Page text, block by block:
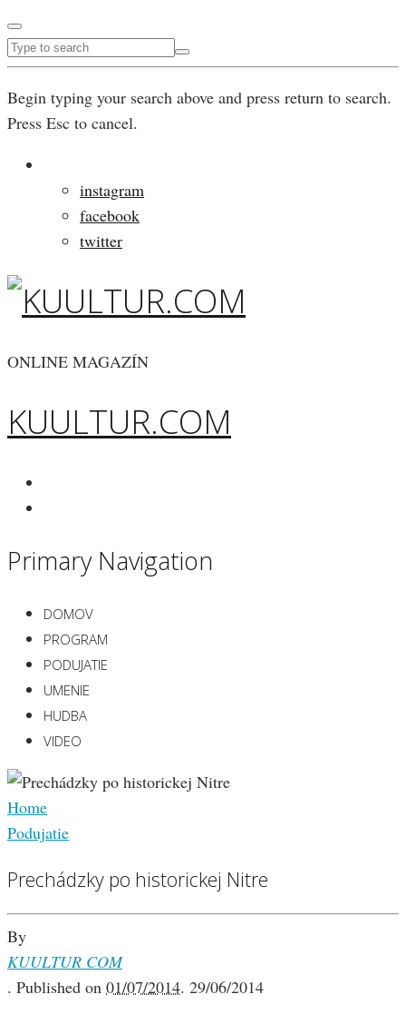
Begin typing your search above and press return to search.
Press Esc to cancel.
instagram
facebook
twitter
ONLINE MAGAZÍN
KUULTUR.COM
Primary Navigation
DOMOV
PROGRAM
PODUJATIE
UMENIE
HUDBA
VIDEO
Home
Podujatie
Prechádzky po historickej Nitre
By
KUULTUR COM
. Published on 01/07/2014. 29/06/2014